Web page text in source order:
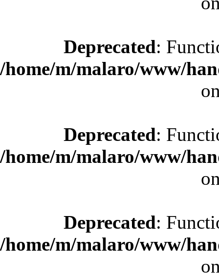
Deprecated:
/home/m/malaro/www/
Deprecated:
/home/m/malaro/www/
Deprecated:
/home/m/malaro/www/